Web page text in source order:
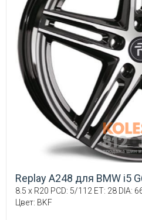
Replay A248 для BMW i5
8.5 x R20 PCD: 5/112 ET: 28 DIA:
Цвет: BKF